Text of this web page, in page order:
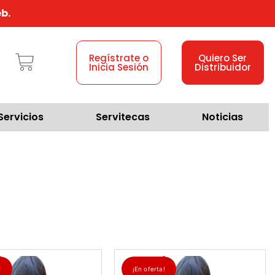
Regístrate o
Inicia Sesión
Quiero Ser
Distribuidor
Servitecas Noticias
¡En oferta!